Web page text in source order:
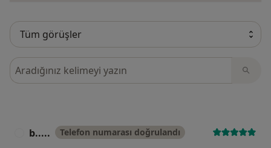
Görüşler içerisinde ara
b..... Telefon numarası doğrulandı